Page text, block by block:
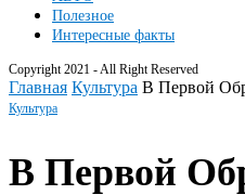
Полезное
Интересные факты
Copyright 2021 - All Right Reserved
Главная Культура В Первой
Культура
В Первой